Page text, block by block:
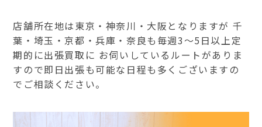
店舗所在地は東京・神奈川・大阪となりますが 千
葉・埼玉・京都・兵庫・奈良も毎週3～5日以上定
期的に出張買取に お伺いしているルートがありま
すので即日出張も可能な日程も多くございますの
でご相談ください。